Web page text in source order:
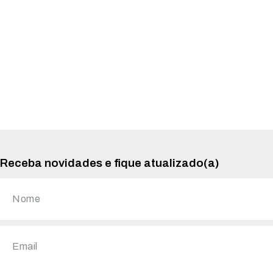
Receba novidades e fique atualizado(a)